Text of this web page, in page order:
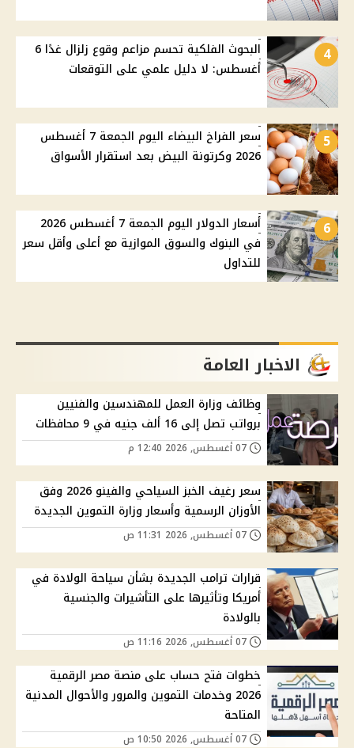
4
البحوث الفلكية تحسم مزاعم وقوع زلزال غدًا 6
أغسطس: لا دليل علمي على التوقعات
5
سعر الفراخ البيضاء اليوم الجمعة 7 أغسطس
2026 وكرتونة البيض بعد استقرار الأسواق
6
أسعار الدولار اليوم الجمعة 7 أغسطس 2026
في البنوك والسوق الموازية مع أعلى وأقل سعر
للتداول
الاخبار العامة
وظائف وزارة العمل للمهندسين والفنيين
برواتب تصل إلى 16 ألف جنيه في 9 محافظات
سعر رغيف الخبز السياحي والفينو 2026 وفق
الأوزان الرسمية وأسعار وزارة التموين الجديدة
قرارات ترامب الجديدة بشأن سياحة الولادة في
أمريكا وتأثيرها على التأشيرات والجنسية
بالولادة
خطوات فتح حساب على منصة مصر الرقمية
2026 وخدمات التموين والمرور والأحوال المدنية
المتاحة